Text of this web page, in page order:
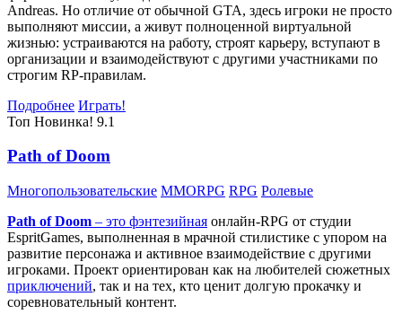
Andreas. Но отличие от обычной GTA, здесь игроки не просто
выполняют миссии, а живут полноценной виртуальной
жизнью: устраиваются на работу, строят карьеру, вступают в
организации и взаимодействуют с другими участниками по
строгим RP-правилам.
Подробнее Играть!
Топ Новинка! 9.1
Path of Doom
Многопользовательские MMORPG RPG Ролевые
Path of Doom – это фэнтезийная онлайн-RPG от студии
EspritGames, выполненная в мрачной стилистике с упором на
развитие персонажа и активное взаимодействие с другими
игроками. Проект ориентирован как на любителей сюжетных
приключений, так и на тех, кто ценит долгую прокачку и
соревновательный контент.